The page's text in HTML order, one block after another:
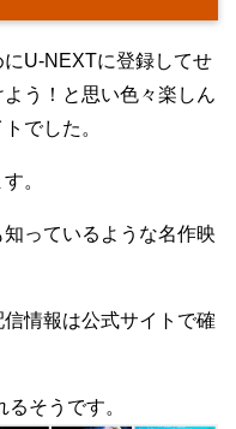
U-NEXTに登録してせ
う！と思い色々楽しん
でした。
。
っているような名作映
情報は公式サイトで確
そうです。